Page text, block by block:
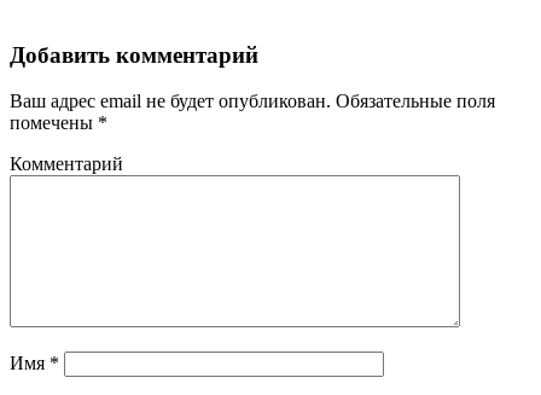
Добавить комментарий
Ваш адрес email не будет опубликован. Обязательные поля
помечены *
Комментарий
Имя *